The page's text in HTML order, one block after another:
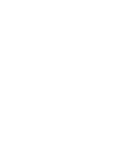
3.000.000